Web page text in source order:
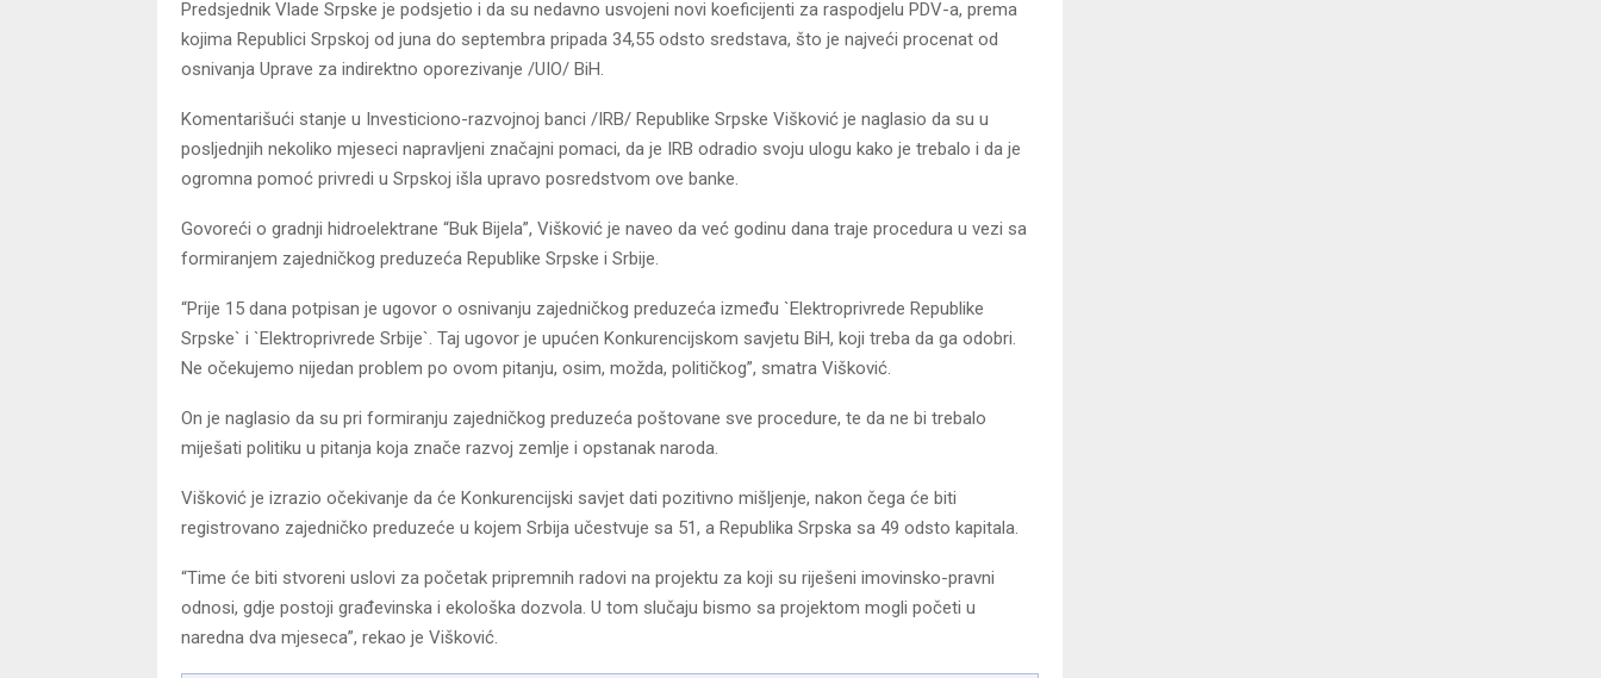
Predsjednik Vlade Srpske je podsjetio i da su nedavno usvojeni novi koeficijenti za raspodjelu PDV-a, prema
kojima Republici Srpskoj od juna do septembra pripada 34,55 odsto sredstava, što je najveći procenat od
osnivanja Uprave za indirektno oporezivanje /UIO/ BiH.
Komentarišući stanje u Investiciono-razvojnoj banci /IRB/ Republike Srpske Višković je naglasio da su u
posljednjih nekoliko mjeseci napravljeni značajni pomaci, da je IRB odradio svoju ulogu kako je trebalo i da je
ogromna pomoć privredi u Srpskoj išla upravo posredstvom ove banke.
Govoreći o gradnji hidroelektrane “Buk Bijela”, Višković je naveo da već godinu dana traje procedura u vezi sa
formiranjem zajedničkog preduzeća Republike Srpske i Srbije.
“Prije 15 dana potpisan je ugovor o osnivanju zajedničkog preduzeća između `Elektroprivrede Republike
Srpske` i `Elektroprivrede Srbije`. Taj ugovor je upućen Konkurencijskom savjetu BiH, koji treba da ga odobri.
Ne očekujemo nijedan problem po ovom pitanju, osim, možda, političkog”, smatra Višković.
On je naglasio da su pri formiranju zajedničkog preduzeća poštovane sve procedure, te da ne bi trebalo
miješati politiku u pitanja koja znače razvoj zemlje i opstanak naroda.
Višković je izrazio očekivanje da će Konkurencijski savjet dati pozitivno mišljenje, nakon čega će biti
registrovano zajedničko preduzeće u kojem Srbija učestvuje sa 51, a Republika Srpska sa 49 odsto kapitala.
“Time će biti stvoreni uslovi za početak pripremnih radovi na projektu za koji su riješeni imovinsko-pravni
odnosi, gdje postoji građevinska i ekološka dozvola. U tom slučaju bismo sa projektom mogli početi u
naredna dva mjeseca”, rekao je Višković.